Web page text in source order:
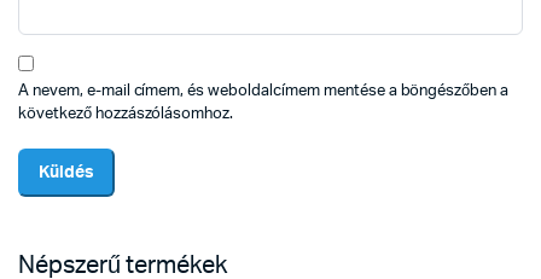
A nevem, e-mail címem, és weboldalcímem mentése a böngészőben a
következő hozzászólásomhoz.
Népszerű termékek